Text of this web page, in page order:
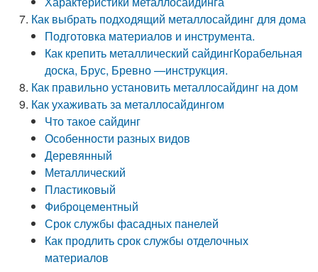
Как выбрать подходящий металлосайдинг для дома
Подготовка материалов и инструмента.
Как крепить металлический сайдингКорабельная
доска, Брус, Бревно —инструкция.
Как правильно установить металлосайдинг на дом
Как ухаживать за металлосайдингом
​Что такое сайдинг
​Особенности разных видов
​Деревянный
​Металлический
​Пластиковый
​Фиброцементный
​Срок службы фасадных панелей
​Как продлить срок службы отделочных
материалов